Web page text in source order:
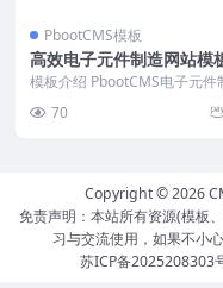
PbootCMS模板
高效电子元件制造网站模
模板介绍 PbootCMS电子元件
的导航，为用...
70
Copyright © 2026
免责声明：本站所有资源(模板
习与交流使用，如果不小
苏ICP备2025208303